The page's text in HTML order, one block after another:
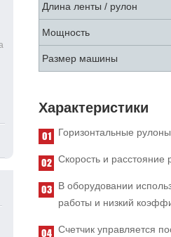
Длина ленты / рулон
Мощность
Размер машины
Характеристики
Горизонтальные
Скорость и расстояние
В оборудовании
работы и низкий
Счетчик управляется